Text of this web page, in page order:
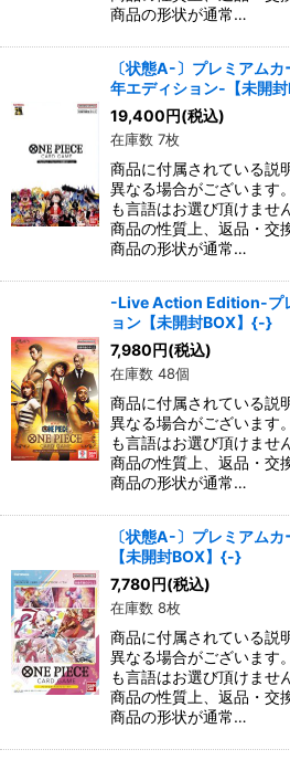
商品の形状が通常…
〔状態A-〕プレミアム
年エディション-【未開
19,400円(税込)
在庫数 7枚
商品に付属されている説
異なる場合がございます
も言語はお選び頂けませ
商品の性質上、返品・交
商品の形状が通常…
-Live Action Edition-プ
ョン【未開封BOX】{-}
7,980円(税込)
在庫数 48個
商品に付属されている説
異なる場合がございます
も言語はお選び頂けませ
商品の性質上、返品・交
商品の形状が通常…
〔状態A-〕プレミアム
【未開封BOX】{-}
7,780円(税込)
在庫数 8枚
商品に付属されている説
異なる場合がございます
も言語はお選び頂けませ
商品の性質上、返品・交
商品の形状が通常…